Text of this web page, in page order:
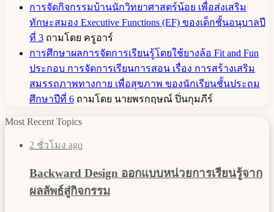
การจัดกิจกรรมบ้านนักวิทยาศาสตร์น้อย เพื่อส่งเสริม
ทักษะสมอง Executive Functions (EF) ของเด็กชั้นอนุบาลปี
ที่ 3 ถามโดย ครูอาร์
การศึกษาผลการจัดการเรียนรู้โดยใช้ยางล้อ Fit and Fun
ประกอบ การจัดการเรียนการสอน เรื่อง การสร้างเสริม
สมรรถภาพทางกาย เพื่อสุขภาพ ของนักเรียนชั้นประถม
ศึกษาปีที่ 6 ถามโดย นายพรกฤษณ์ ปิ่นกุมภีร์
Most Recent Topics
2 ชั่วโมง ago
Backward Design ออกแบบหน่วยการเรียนรู้จาก
ผลลัพธ์สู่กิจกรรม